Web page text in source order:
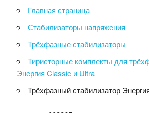
Главная страница
Стабилизаторы напряжения
Трёхфазные стабилизаторы
Тиристорные комплекты для
Энергия Classic и Ultra
Трёхфазный стабилизатор